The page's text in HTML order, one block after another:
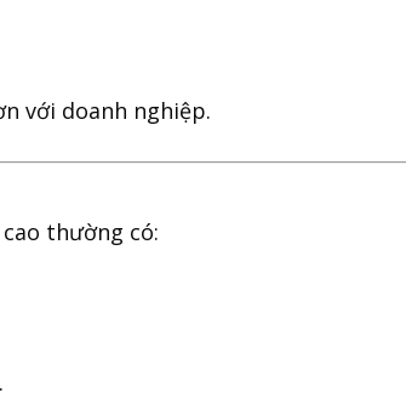
với doanh nghiệp.
thường có: